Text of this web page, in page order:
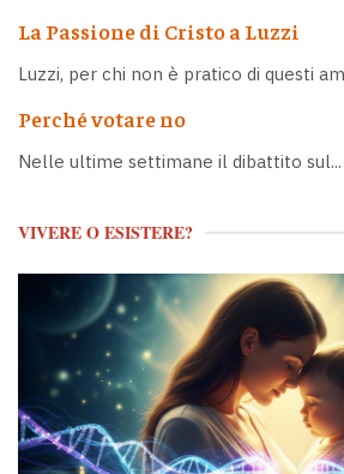
La Passione di Cristo a Luzzi
Luzzi, per chi non è pratico di questi
Perché votare no
Nelle ultime settimane il dibattito sul...
VIVERE O ESISTERE?